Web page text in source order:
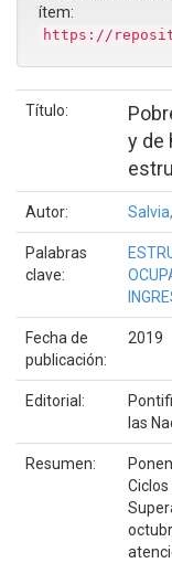
ítem:
https://
Título:
y de
Autor:
Palabras
clave:
Fecha de
publicación:
2019
Editorial:
las
Resumen: